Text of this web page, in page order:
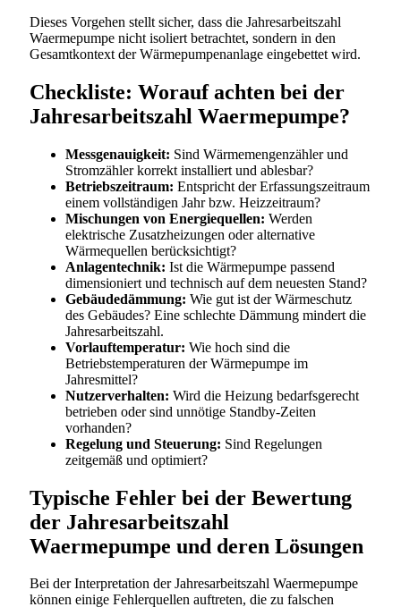
Dieses Vorgehen stellt sicher, dass die Jahresarbeitszahl
Waermepumpe nicht isoliert betrachtet, sondern in den
Gesamtkontext der Wärmepumpenanlage eingebettet wird.
Checkliste: Worauf achten bei der
Jahresarbeitszahl Waermepumpe?
Messgenauigkeit: Sind Wärmemengenzähler und
Stromzähler korrekt installiert und ablesbar?
Betriebszeitraum: Entspricht der Erfassungszeitraum
einem vollständigen Jahr bzw. Heizzeitraum?
Mischungen von Energiequellen: Werden
elektrische Zusatzheizungen oder alternative
Wärmequellen berücksichtigt?
Anlagentechnik: Ist die Wärmepumpe passend
dimensioniert und technisch auf dem neuesten Stand?
Gebäudedämmung: Wie gut ist der Wärmeschutz
des Gebäudes? Eine schlechte Dämmung mindert die
Jahresarbeitszahl.
Vorlauftemperatur: Wie hoch sind die
Betriebstemperaturen der Wärmepumpe im
Jahresmittel?
Nutzerverhalten: Wird die Heizung bedarfsgerecht
betrieben oder sind unnötige Standby-Zeiten
vorhanden?
Regelung und Steuerung: Sind Regelungen
zeitgemäß und optimiert?
Typische Fehler bei der Bewertung
der Jahresarbeitszahl
Waermepumpe und deren Lösungen
Bei der Interpretation der Jahresarbeitszahl Waermepumpe
können einige Fehlerquellen auftreten, die zu falschen